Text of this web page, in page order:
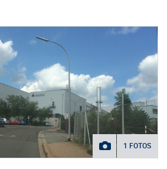
1 FOTOS